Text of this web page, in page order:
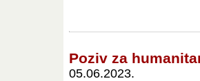
Poziv za
05.06.2023.